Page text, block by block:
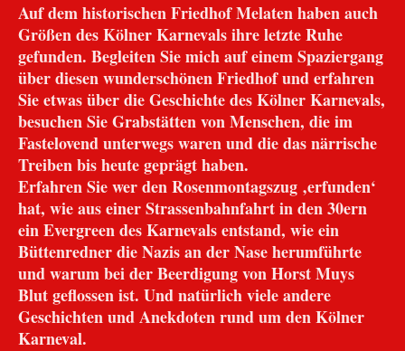
Auf dem historischen Friedhof Melaten haben auch
Größen des Kölner Karnevals ihre letzte Ruhe
gefunden. Begleiten Sie mich auf einem Spaziergang
über diesen wunderschönen Friedhof und erfahren
Sie etwas über die Geschichte des Kölner Karnevals,
besuchen Sie Grabstätten von Menschen, die im
Fastelovend unterwegs waren und die das närrische
Treiben bis heute geprägt haben.
Erfahren Sie wer den Rosenmontagszug ‚erfunden‘
hat, wie aus einer Strassenbahnfahrt in den 30ern
ein Evergreen des Karnevals entstand, wie ein
Büttenredner die Nazis an der Nase herumführte
und warum bei der Beerdigung von Horst Muys
Blut geflossen ist. Und natürlich viele andere
Geschichten und Anekdoten rund um den Kölner
Karneval.